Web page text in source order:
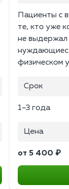
Пациенты с
те, кто уже
не
физическом
Срок
1–3 года
Цена
от 5 400 ₽